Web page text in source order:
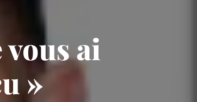
vous ai
»